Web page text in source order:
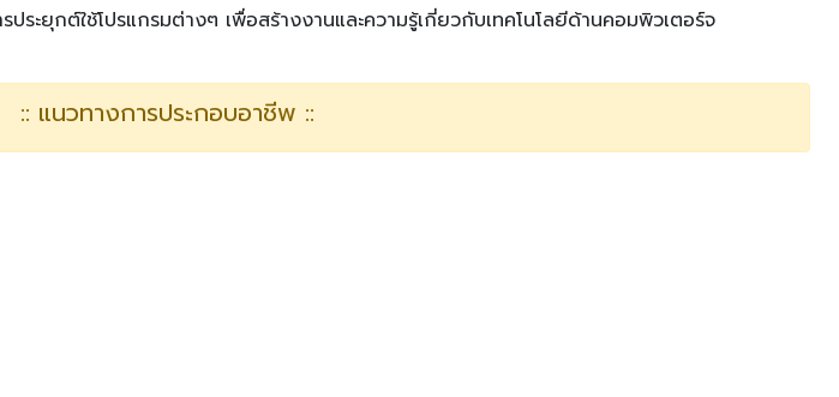
ระยุกต์ใช้โปรแกรมต่างๆ เพื่อสร้างงานและความรู้เกี่ยวกับเทคโนโลยีด้านคอมพิวเตอร์จ
:: แนวทางการประกอบอาชีพ ::